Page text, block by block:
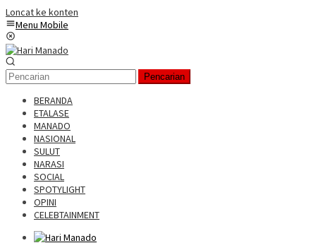
Loncat ke konten
Menu Mobile
Pencarian
BERANDA
ETALASE
MANADO
NASIONAL
SULUT
NARASI
SOCIAL
SPOTYLIGHT
OPINI
CELEBTAINMENT